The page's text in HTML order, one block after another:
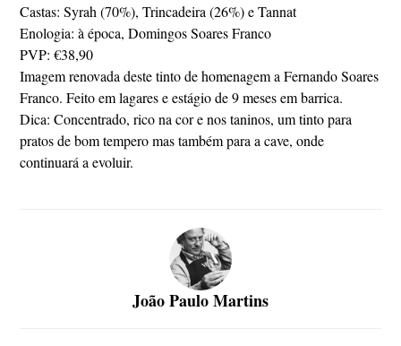
Castas: Syrah (70%), Trincadeira (26%) e Tannat
Enologia: à época, Domingos Soares Franco
PVP: €38,90
Imagem renovada deste tinto de homenagem a Fernando Soares
Franco. Feito em lagares e estágio de 9 meses em barrica.
Dica: Concentrado, rico na cor e nos taninos, um tinto para
pratos de bom tempero mas também para a cave, onde
continuará a evoluir.
João Paulo Martins